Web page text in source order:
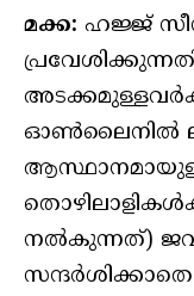
മക്ക: ഹജ്ജ്
ഓൺലൈനിൽ
നൽകുന്നത്)
സന്ദർശിക്കാതെ